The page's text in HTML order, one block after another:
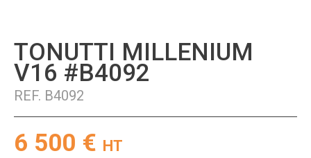
TONUTTI MILLENIUM
V16 #B4092
REF. B4092
6 500 € HT